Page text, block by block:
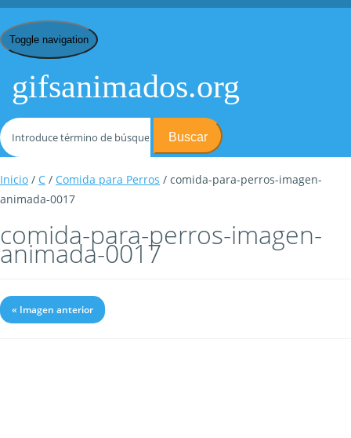
Toggle navigation
gifsanimados.org
Buscar
Inicio / C / Comida para Perros / comida-para-perros-imagen-
animada-0017
comida-para-perros-imagen-
animada-0017
« Imagen anterior